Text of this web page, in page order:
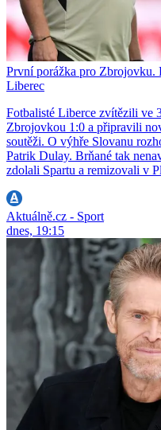
První porážka pro Zbrojovku.
Liberec
Fotbalisté Liberce zvítězili ve
Zbrojovkou 1:0 a připravili
soutěži. O výhře Slovanu
Patrik Dulay. Brňané tak
zdolali Spartu a remizovali v
Aktuálně.cz - Sport
dnes, 19:15